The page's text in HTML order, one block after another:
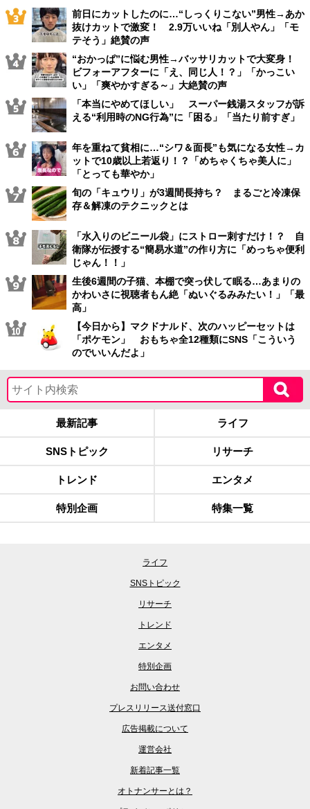
前日にカットしたのに…“しっくりこない”男性→あか
抜けカットで激変！ 2.9万いいね「別人やん」「モ
テそう」絶賛の声
“おかっぱ”に悩む男性→バッサリカットで大変身！
ビフォーアフターに「え、同じ人！？」「かっこい
い」「爽やかすぎる～」大絶賛の声
「本当にやめてほしい」 スーパー銭湯スタッフが訴
える“利用時のNG行為”に「困る」「当たり前すぎ」
年を重ねて貧相に…“シワ＆面長”も気になる女性→カ
ットで10歳以上若返り！？「めちゃくちゃ美人に」
「とっても華やか」
旬の「キュウリ」が3週間長持ち？ まるごと冷凍保
存＆解凍のテクニックとは
「水入りのビニール袋」にストロー刺すだけ！？ 自
衛隊が伝授する“簡易水道”の作り方に「めっちゃ便利
じゃん！！」
生後6週間の子猫、本棚で突っ伏して眠る…あまりの
かわいさに視聴者もん絶「ぬいぐるみみたい！」「最
高」
【今日から】マクドナルド、次のハッピーセットは
「ポケモン」 おもちゃ全12種類にSNS「こういう
のでいいんだよ」
最新記事 ライフ
SNSトピック リサーチ
トレンド エンタメ
特別企画 特集一覧
ライフ
SNSトピック
リサーチ
トレンド
エンタメ
特別企画
お問い合わせ
プレスリリース送付窓口
広告掲載について
運営会社
新着記事一覧
オトナンサーとは？